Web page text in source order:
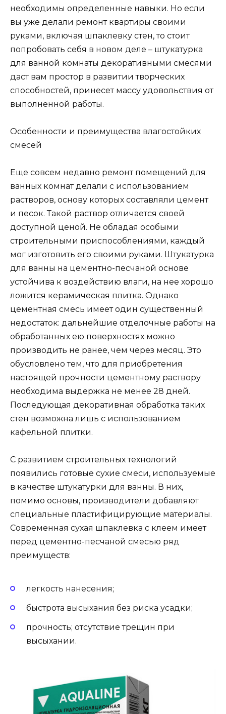
необходимы определенные навыки. Но если
вы уже делали ремонт квартиры своими
руками, включая шпаклевку стен, то стоит
попробовать себя в новом деле – штукатурка
для ванной комнаты декоративными смесями
даст вам простор в развитии творческих
способностей, принесет массу удовольствия от
выполненной работы.
Особенности и преимущества влагостойких
смесей
Еще совсем недавно ремонт помещений для
ванных комнат делали с использованием
растворов, основу которых составляли цемент
и песок. Такой раствор отличается своей
доступной ценой. Не обладая особыми
строительными приспособлениями, каждый
мог изготовить его своими руками. Штукатурка
для ванны на цементно-песчаной основе
устойчива к воздействию влаги, на нее хорошо
ложится керамическая плитка. Однако
цементная смесь имеет один существенный
недостаток: дальнейшие отделочные работы на
обработанных ею поверхностях можно
производить не ранее, чем через месяц. Это
обусловлено тем, что для приобретения
настоящей прочности цементному раствору
необходима выдержка не менее 28 дней.
Последующая декоративная обработка таких
стен возможна лишь с использованием
кафельной плитки.
С развитием строительных технологий
появились готовые сухие смеси, используемые
в качестве штукатурки для ванны. В них,
помимо основы, производители добавляют
специальные пластифицирующие материалы.
Современная сухая шпаклевка с клеем имеет
перед цементно-песчаной смесью ряд
преимуществ:
легкость нанесения;
быстрота высыхания без риска усадки;
прочность; отсутствие трещин при
высыхании.